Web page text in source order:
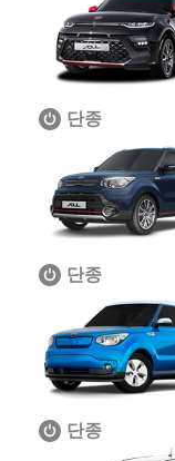
단종
단종
단종